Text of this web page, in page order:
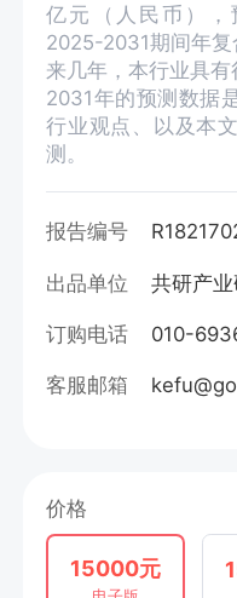
亿元（人民币），
2025-2031期间年复
来几年，本行业具
2031年的预测数据
行业观点、以及本
测。
报告编号
出品单位 共研产
订购电话 010-
客服邮箱
价格
15000元